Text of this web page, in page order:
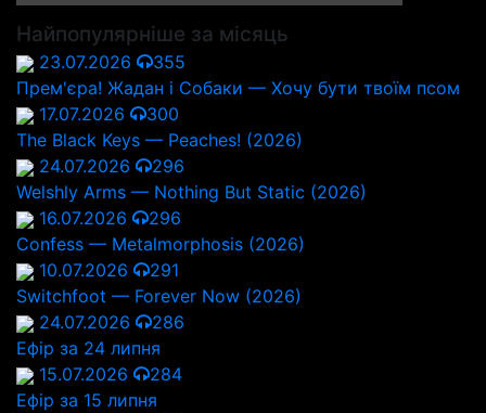
Найпопулярніше за місяць
23.07.2026
355
Прем'єра! Жадан і Собаки — Хочу бути твоїм псом
17.07.2026
300
The Black Keys — Peaches! (2026)
24.07.2026
296
Welshly Arms — Nothing But Static (2026)
16.07.2026
296
Confess — Metalmorphosis (2026)
10.07.2026
291
Switchfoot — Forever Now (2026)
24.07.2026
286
Ефір за 24 липня
15.07.2026
284
Ефір за 15 липня